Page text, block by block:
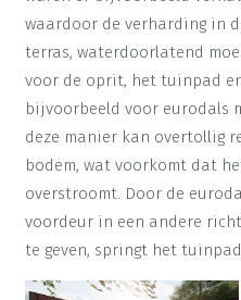
waardoor de verharding in
terras, waterdoorlatend
voor de oprit, het tuinpad
bijvoorbeeld voor eurodals
deze manier kan overtollig
bodem, wat voorkomt dat
overstroomt. Door de
voordeur in een andere
te geven, springt het